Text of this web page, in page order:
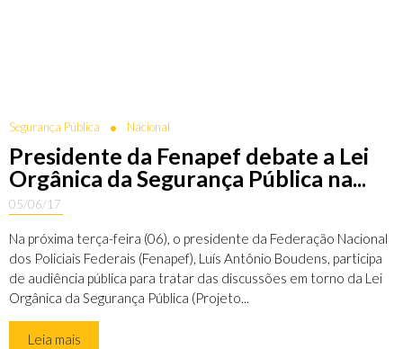
Segurança Pública Nacional
Presidente da Fenapef debate a Lei
Orgânica da Segurança Pública na...
05/06/17
Na próxima terça-feira (06), o presidente da Federação Nacional
dos Policiais Federais (Fenapef), Luís Antônio Boudens, participa
de audiência pública para tratar das discussões em torno da Lei
Orgânica da Segurança Pública (Projeto...
Leia mais